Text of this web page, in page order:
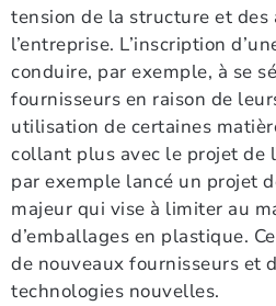
tension de la structure et
l’entreprise. L’inscription
conduire, par exemple, à se
fournisseurs en raison de
utilisation de certaines
collant plus avec le projet de
par exemple lancé un projet
majeur qui vise à limiter au
d’emballages en plastique.
de nouveaux fournisseurs et
technologies nouvelles.